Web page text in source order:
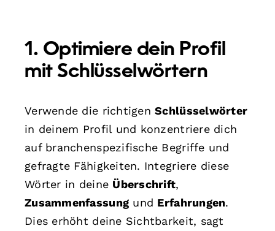
1. Optimiere dein Profil
mit Schlüsselwörtern
Verwende die richtigenSchlüsselwörter
in deinem Profil und konzentriere dich
auf branchenspezifische Begriffe und
gefragte Fähigkeiten. Integriere diese
Wörter in deine Überschrift,
Zusammenfassung und Erfahrungen.
Dies erhöht deine Sichtbarkeit, sagt